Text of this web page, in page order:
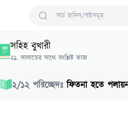
Search Hadith/Books
সহিহ বুখারী
২১.সালাতের সাথে সংশ্লিষ্ট কাজ
২/১২ পরিচ্ছেদঃ ফিতনা হতে